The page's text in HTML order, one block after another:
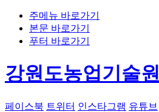
주메뉴 바로가기
본문 바로가기
푸터 바로가기
강원도농업기술원
페이스북 트위터 인스타그램 유튜브